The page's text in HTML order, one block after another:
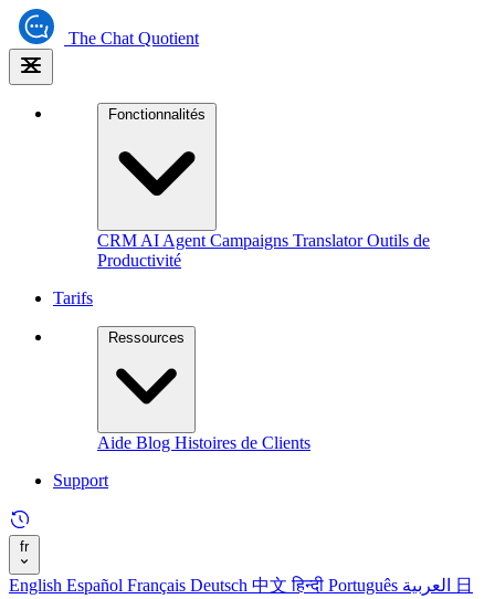
The Chat Quotient
Fonctionnalités
CRM AI Agent Campaigns TranslatorOutils de
Productivité
Tarifs
Ressources
Aide Blog Histoires de Clients
Support
fr
English Español Français Deutsch 中文हिन्दी Português
日